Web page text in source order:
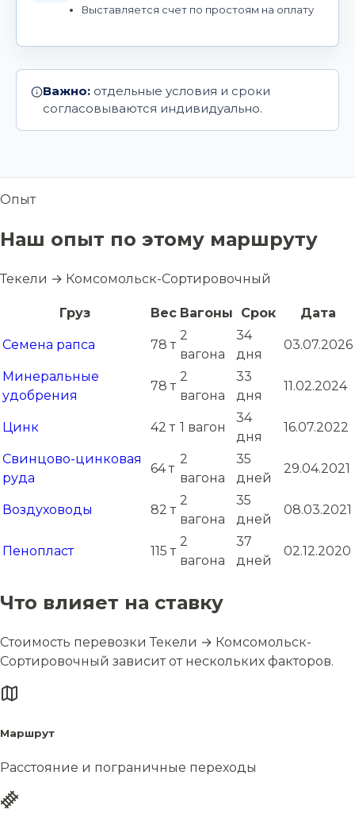
Выставляется счет по простоям на оплату
Важно: отдельные условия и сроки
согласовываются индивидуально.
Опыт
Наш опыт по этому маршруту
Текели → Комсомольск-Сортировочный
Груз Вес Вагоны Срок Дата
Семена рапса 78 т
2
вагона
34
дня
03.07.2026
Минеральные
удобрения
78 т
2
вагона
33
дня
11.02.2024
Цинк 42 т 1 вагон
34
дня
16.07.2022
Свинцово-цинковая
руда
64 т
2
вагона
35
дней
29.04.2021
Воздуховоды 82 т
2
вагона
35
дней
08.03.2021
Пенопласт 115 т
2
вагона
37
дней
02.12.2020
Что влияет на ставку
Стоимость перевозки Текели → Комсомольск-
Сортировочный зависит от нескольких факторов.
Маршрут
Расстояние и пограничные переходы